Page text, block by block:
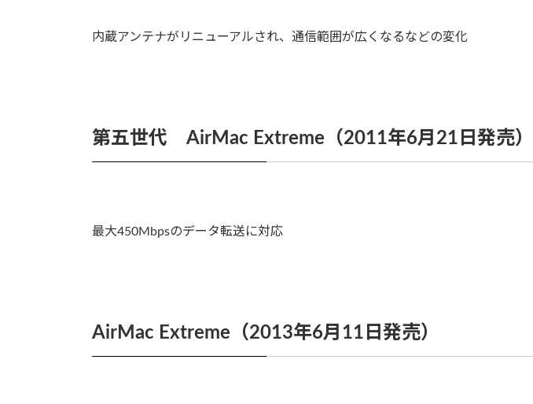
内蔵アンテナがリニューアルされ、通信範囲が広くなるなどの変化
第五世代 AirMac Extreme（2011年6月21日発売）
最大450Mbpsのデータ転送に対応
AirMac Extreme（2013年6月11日発売）